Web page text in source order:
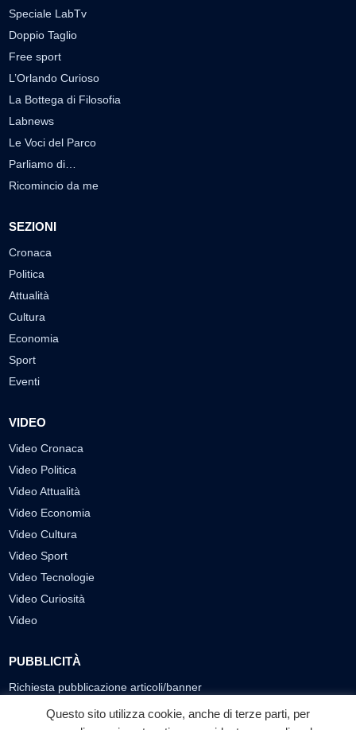
Speciale LabTv
Doppio Taglio
Free sport
L’Orlando Curioso
La Bottega di Filosofia
Labnews
Le Voci del Parco
Parliamo di…
Ricomincio da me
SEZIONI
Cronaca
Politica
Attualità
Cultura
Economia
Sport
Eventi
VIDEO
Video Cronaca
Video Politica
Video Attualità
Video Economia
Video Cultura
Video Sport
Video Tecnologie
Video Curiosità
Video
PUBBLICITÀ
Richiesta pubblicazione articoli/banner
SEGUICI SUI SOCIAL
Questo sito utilizza cookie, anche di terze parti, per